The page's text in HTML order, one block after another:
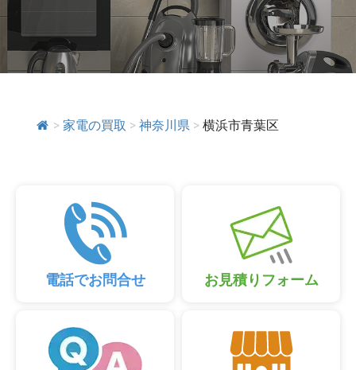
> 家電の買取 > 神奈川県 > 横浜市青葉区
電話でお問合せ お見積りフォーム